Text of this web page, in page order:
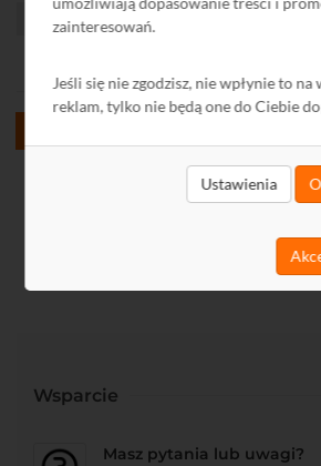
zainteresowań.
Jeśli się nie zgodzisz, nie wpłynie to
reklam, tylko nie będą one do Ciebie
Ustawienia
Wsparcie
Masz pytania lub uwagi?